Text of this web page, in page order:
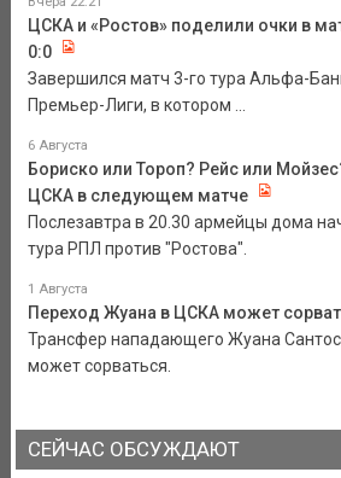
ЦСКА и «Ростов» поделили очки в
0:0
Завершился матч 3-го тура Альфа-
Премьер-Лиги, в котором ...
6 Августа
Бориско или Тороп? Рейс или
ЦСКА в следующем матче
Послезавтра в 20.30 армейцы дома
тура РПЛ против "Ростова".
1 Августа
Переход Жуана в ЦСКА может
Трансфер нападающего Жуана
может сорваться.
СЕЙЧАС ОБСУЖДАЮТ